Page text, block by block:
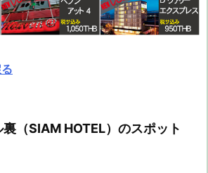
（SIAM HOTEL）のスポット